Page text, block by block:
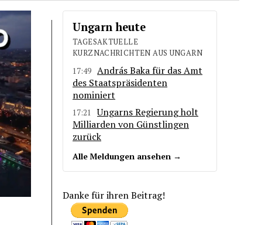
Ungarn heute
TAGESAKTUELLE
KURZNACHRICHTEN AUS UNGARN
17:49 András Baka für das Amt
des Staatspräsidenten
nominiert
17:21
Ungarns Regierung holt
Milliarden von Günstlingen
zurück
Alle Meldungen ansehen →
Danke für ihren Beitrag!